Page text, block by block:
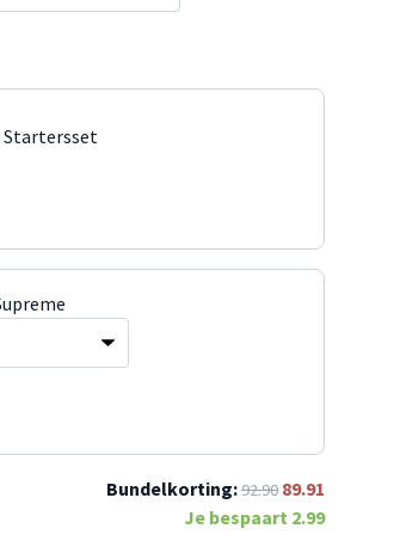
Bundelkorting:92.90 89.91
Je bespaart 2.99